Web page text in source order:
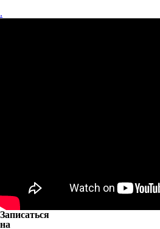
.
Записаться
на